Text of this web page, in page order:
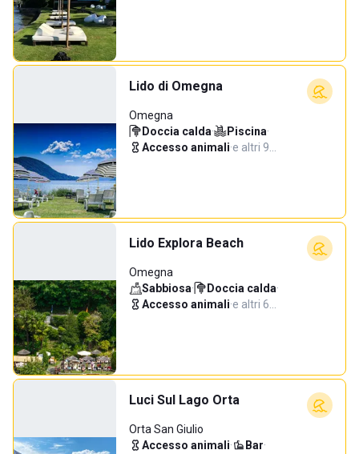
Lido di Omegna
Omegna
Doccia calda· Piscina·
Accesso animali·e altri 9…
Lido Explora Beach
Omegna
Sabbiosa· Doccia calda·
Accesso animali·e altri 6…
Luci Sul Lago Orta
Orta San Giulio
Accesso animali· Bar·